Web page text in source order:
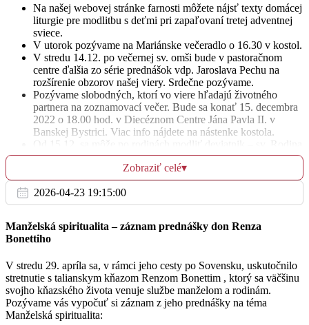
St
14.12.
06:30
+ manžel a súrodenci
sv. Ján od Kríža
17:30
+ manžel Viliam
15.12.
06:30
švagrovia
17:30
Za zdravie pre deti a vnuka
+ adorácia
Na našej webovej stránke farnosti môžete nájsť texty domácej
liturgie pre modlitbu s deťmi pri zapaľovaní tretej adventnej
sviece.
V utorok pozývame na Mariánske večeradlo o 16.30 v kostol.
V stredu 14.12. po večernej sv. omši bude v pastoračnom
centre ďalšia zo série prednášok vdp. Jaroslava Pechu na
rozšírenie obzorov našej viery. Srdečne pozývame.
Pozývame slobodných, ktorí vo viere hľadajú životného
partnera na zoznamovací večer. Bude sa konať 15. decembra
2022 o 18.00 hod. v Diecéznom Centre Jána Pavla II. v
Banskej Bystrici. Viac info nájdete na nástenke kostola.
Od 15.12. sa môže po rodinách modliť deviatnik – sv. Rodina
hľadá prístrešie. Modlí sa to tak, že sa zapíše 9 rodín a prvá z
nich dostane obraz sv. rodiny, ten potom donesie do rodiny č.
2 a spolu sa pomodlia a obraz si prevezmú, ďalší deň sa obraz
posunie do ďalšej rodiny. Rodiny, ktoré by sa chceli zapojiť
do tejto aktivity sa môžu zapísať na bočnom stolíku.
nedeľu (18.12) od 15.30 do 18.00 hod. Spovedať by sme
mali 13 kňazi a tak si nájdite čas pre očistu svojej duše.
Dobrej Noviny. Kto by mal záujem privítať koledníkov, môže
sa zapísať od dnes na bočnom stolíku. Nácvik detí na
koledovanie bude 23.12. o 15.00 v pastoračnom centre.
Pozývame všetky deti aj mladých a tešíme sa na vás!
Koledovať by sme chodili na sviatok sv. Štefana 26.12.2022
Zobraziť celé▾
2026-04-23 19:15:00
Manželská spiritualita – záznam prednášky don Renza
Bonettiho
V stredu 29. apríla sa, v rámci jeho cesty po Sovensku, uskutočnilo
stretnutie s talianskym kňazom Renzom Bonettim , ktorý sa väčšinu
svojho kňazského života venuje službe manželom a rodinám.
Pozývame vás vypočuť si záznam z jeho prednášky na téma
Manželská spiritualita: